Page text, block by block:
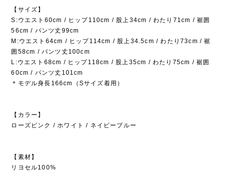
【サイズ】
S:ウエスト60cm / ヒップ110cm / 股上34cm / わたり71cm / 裾囲
56cm / パンツ丈99cm
M:ウエスト64cm / ヒップ114cm / 股上34.5cm / わたり73cm / 裾
囲58cm / パンツ丈100cm
L:ウエスト68cm / ヒップ118cm / 股上35cm / わたり75cm / 裾囲
60cm / パンツ丈101cm
＊モデル身長166cm（Sサイズ着用）
【カラー】
ローズピンク / ホワイト / ネイビーブルー
【素材】
リヨセル100%